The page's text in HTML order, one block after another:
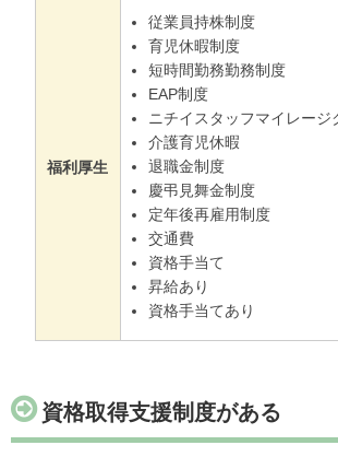
福利厚生
従業員持株制度
育児休暇制度
短時間勤務勤務制度
EAP制度
ニチイスタッフマイレージ
介護育児休暇
退職金制度
慶弔見舞金制度
定年後再雇用制度
交通費
資格手当て
昇給あり
資格手当てあり
資格取得支援制度がある